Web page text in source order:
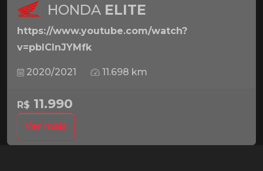
HONDA ELITE
https://www.youtube.com/watch?
v=pbICInJYMfk
2020/2021 11.698 km
R$ 11.990
Ver mais